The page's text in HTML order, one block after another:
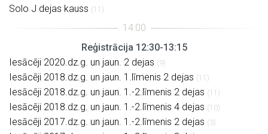
Solo J dejas kauss (11)
Reģistrācija 12:30-13:15
Iesācēji 2020.dz.g. un jaun. 2 dejas (9)
Iesācēji 2018.dz.g. un jaun. 1.līmenis 2 dejas (11)
Iesācēji 2018.dz.g. un jaun. 1.-2.līmenis 2 dejas (11)
Iesācēji 2018.dz.g. un jaun. 1.-2.līmenis 4 dejas (10)
Iesācēji 2017.dz.g. un jaun. 1.-2.līmenis 2 dejas (3)